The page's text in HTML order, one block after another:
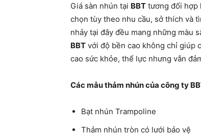
Giá sàn nhún tại BBT tương đối hợp
chọn tùy theo nhu cầu, sở thích và
nhảy tại đây đều mang những màu
BBT với độ bền cao không chỉ giúp
cao sức khỏe, thể lực nhưng vẫn
Các mẫu thảm nhún của công ty
Bạt nhún Trampoline
Thảm nhún tròn có lưới bảo vệ